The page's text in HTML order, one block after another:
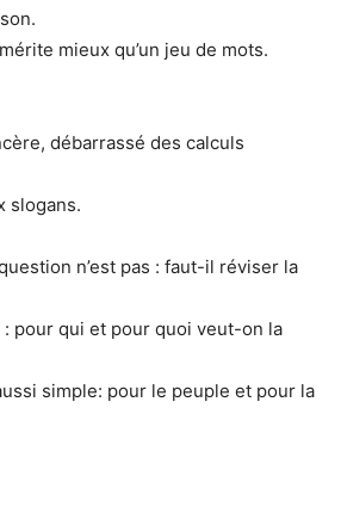
mieux qu’un jeu de mots.
débarrassé des calculs
slogans.
n’est pas : faut-il réviser la
pour qui et pour quoi veut-on la
simple: pour le peuple et pour la